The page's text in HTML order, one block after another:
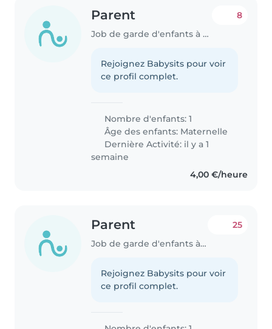
Parent
Job de garde d'enfants à Beauvais
8
Rejoignez Babysits pour voir
ce profil complet.
Nombre d'enfants: 1
Âge des enfants: Maternelle
Dernière Activité: il y a 1
semaine
4,00 €/heure
Parent
Job de garde d'enfants à Beauvais
25
Rejoignez Babysits pour voir
ce profil complet.